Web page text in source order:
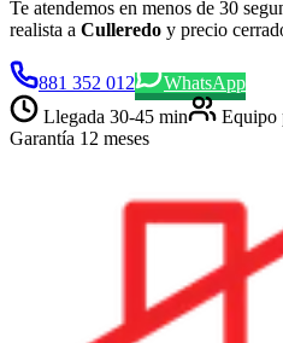
Te atendemos en menos de 30
realista a Culleredo y precio
881 352 012
WhatsApp
Llegada 30-45 min Equipo
Garantía 12 meses